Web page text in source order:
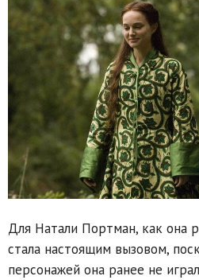
Для Натали Портман, как она
стала настоящим вызовом,
персонажей она ранее не